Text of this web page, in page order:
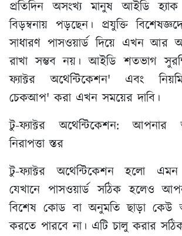
প্রতিদিন অসংখ্য মানুষ আইডি
বিড়ম্বনায় পড়ছেন। প্রযুক্তি
সাধারণ পাসওয়ার্ড দিয়ে এখন আর
রাখা সম্ভব নয়। আইডি শতভাগ
ফ্যাক্টর অথেন্টিকেশন' এবং
চেকআপ' করা এখন সময়ের দাবি।
টু-ফ্যাক্টর অথেন্টিকেশন: আপনার
নিরাপত্তা স্তর
টু-ফ্যাক্টর অথেন্টিকেশন হলো এমন
যেখানে পাসওয়ার্ড সঠিক হলেও
বিশেষ কোড বা অনুমতি ছাড়া
করতে পারবে না। এটি চালু করার